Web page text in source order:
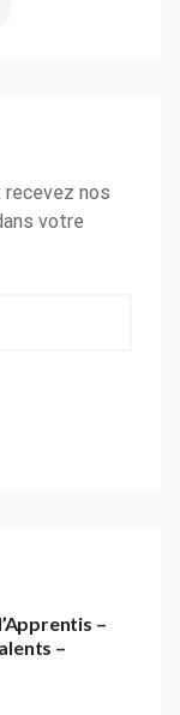
nos
votre
–
–